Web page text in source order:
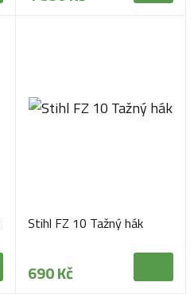
Stihl FZ 10 Tažný hák
690 Kč